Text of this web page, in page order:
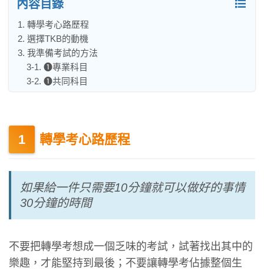
內容目錄
1. 轉學考心路歷程
2. 選擇TKB的動機
3. 我準備考試的方法
3-1. ❶專業科目
3-2. ❶共同科目
轉學考心路歷程
如果給一件只需要10分鐘就可以做好的事情
30分鐘的時間
不要把轉學考想成一個乏味的考試，試著找出其中的
樂趣，才能堅持到最後；不要讓轉學考佔據整個生